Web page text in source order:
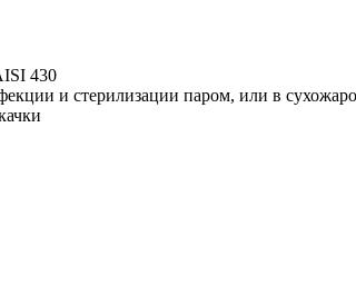
430
и стерилизации паром, или в